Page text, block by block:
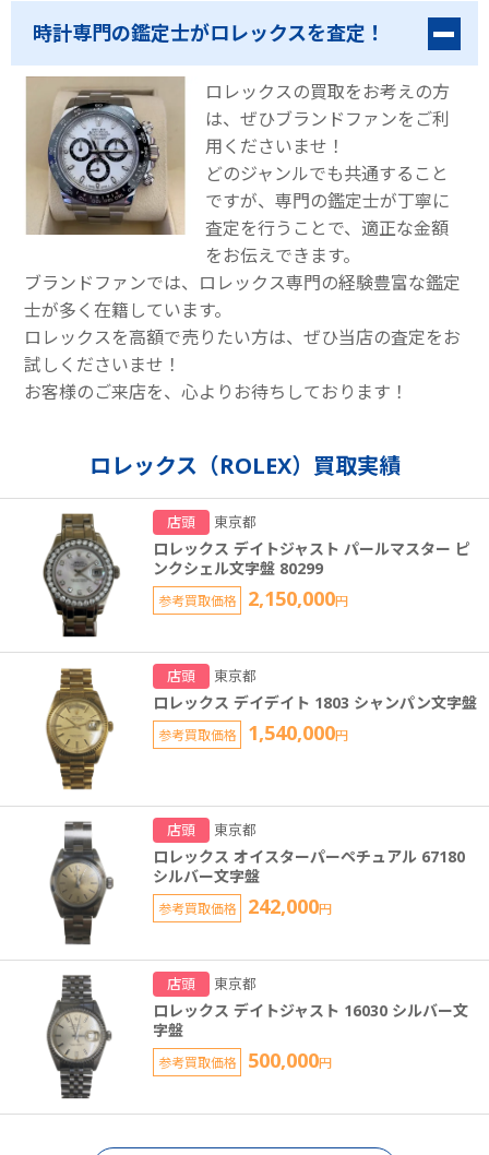
時計専門の鑑定士がロレックスを査定！
ロレックスの買取をお考えの方
は、ぜひブランドファンをご利
用くださいませ！
どのジャンルでも共通すること
ですが、専門の鑑定士が丁寧に
査定を行うことで、適正な金額
をお伝えできます。
ブランドファンでは、ロレックス専門の経験豊富な鑑定
士が多く在籍しています。
ロレックスを高額で売りたい方は、ぜひ当店の査定をお
試しくださいませ！
お客様のご来店を、心よりお待ちしております！
ロレックス（ROLEX）買取実績
店頭 東京都
ロレックス デイトジャスト パールマスター ピ
ンクシェル文字盤 80299
参考買取価格 2,150,000円
店頭 東京都
ロレックス デイデイト 1803 シャンパン文字盤
参考買取価格 1,540,000円
店頭 東京都
ロレックス オイスターパーペチュアル 67180
シルバー文字盤
参考買取価格 242,000円
店頭 東京都
ロレックス デイトジャスト 16030 シルバー文
字盤
参考買取価格 500,000円